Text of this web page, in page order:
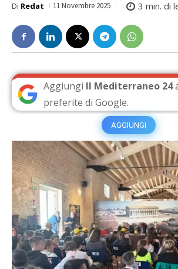
Di Redat 11 Novembre 2025 3 min. di
Aggiungi Il Mediterraneo 24
preferite di Google.
AGGIUNGI